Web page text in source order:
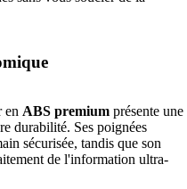
en ABS premium présente une
durabilité. Ses poignées
sécurisée, tandis que son
de l'information ultra-